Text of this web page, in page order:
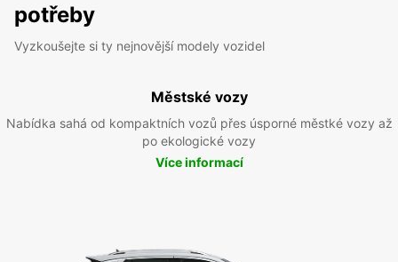
potřeby
Vyzkoušejte si ty nejnovější modely vozidel
Městské vozy
Nabídka sahá od kompaktních vozů přes úsporné městké vozy až
po ekologické vozy
Více informací